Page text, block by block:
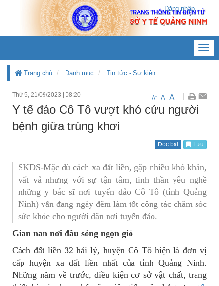
Đăng nhập
Trang chủ Danh mục Tin tức - Sự kiện
Thứ 5, 21/09/2023 08:20 A- A A+
Y tế đảo Cô Tô vượt khó cứu người
bệnh giữa trùng khơi
Đọc bài Lưu
SKĐS-Mặc dù cách xa đất liền, gặp nhiều khó khăn,
vất vả nhưng với sự tận tâm, tinh thần yêu nghề
những y bác sĩ nơi tuyến đảo Cô Tô (tỉnh Quảng
Ninh) vẫn đang ngày đêm làm tốt công tác chăm sóc
sức khỏe cho người dân nơi tuyến đảo.
Gian nan nơi đầu sóng ngọn gió
Cách đất liền 32 hải lý, huyện Cô Tô hiện là đơn vị
cấp huyện xa đất liền nhất của tỉnh Quảng Ninh.
Những năm về trước, điều kiện cơ sở vật chất, trang